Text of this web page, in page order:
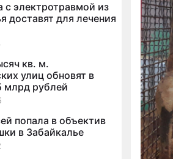
с электротравмой из
доставят для лечения
кв. м.
улиц обновят в
млрд рублей
попала в объектив
в Забайкалье